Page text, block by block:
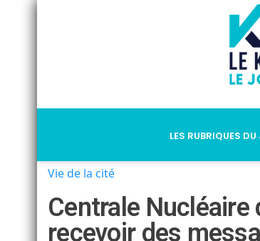
LES RUBRIQUES
Vie de la cité
Centrale
recevoir des